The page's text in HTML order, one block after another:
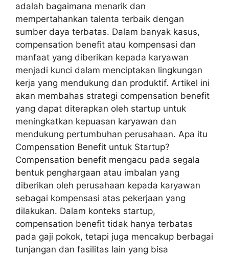
adalah bagaimana menarik dan
mempertahankan talenta terbaik dengan
sumber daya terbatas. Dalam banyak kasus,
compensation benefit atau kompensasi dan
manfaat yang diberikan kepada karyawan
menjadi kunci dalam menciptakan lingkungan
kerja yang mendukung dan produktif. Artikel ini
akan membahas strategi compensation benefit
yang dapat diterapkan oleh startup untuk
meningkatkan kepuasan karyawan dan
mendukung pertumbuhan perusahaan. Apa itu
Compensation Benefit untuk Startup?
Compensation benefit mengacu pada segala
bentuk penghargaan atau imbalan yang
diberikan oleh perusahaan kepada karyawan
sebagai kompensasi atas pekerjaan yang
dilakukan. Dalam konteks startup,
compensation benefit tidak hanya terbatas
pada gaji pokok, tetapi juga mencakup berbagai
tunjangan dan fasilitas lain yang bisa